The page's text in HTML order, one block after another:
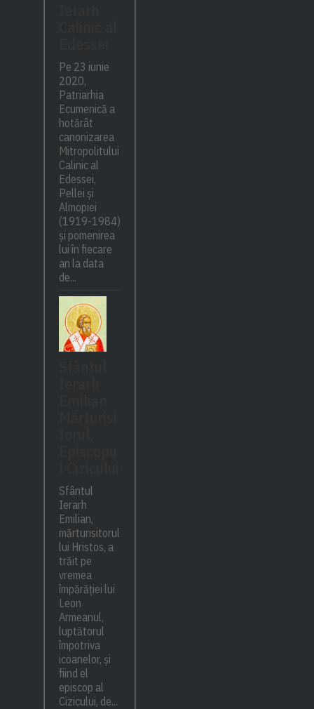
Pe 23 iunie
2020,
Patriarhia
Ecumenică a
hotărât
canonizarea
Mitropolitului
Calinic al
Edessei,
Pellei și
Almopiei
(1919-1984)
și pomenirea
lui în fiecare
an la data
de...
Sfântul
Ierarh
Emilian,
mărturisitorul
lui Hristos, a
trăit pe
vremea
împărăției lui
Leon
Armeanul,
luptătorul
împotriva
icoanelor, și
fiind el
episcop al
Cizicului, de...